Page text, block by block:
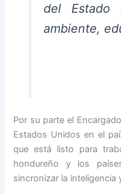
del Estado
ambiente,
Por su parte el
Estados Unidos en el
que está listo para
hondureño y los
sincronizar la inteligencia